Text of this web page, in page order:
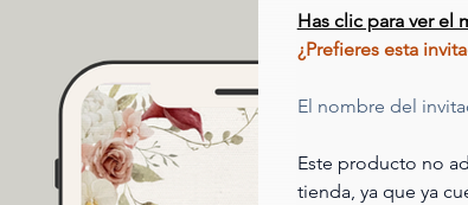
Has clic para ver el
¿Prefieres esta
El nombre del
Este producto no
tienda, ya que ya